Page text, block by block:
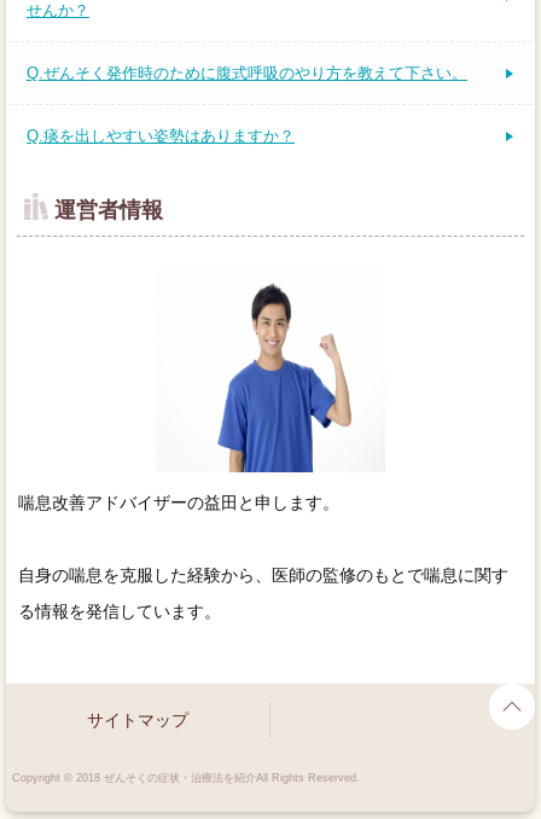
せんか？
Q.ぜんそく発作時のために腹式呼吸のやり方を教えて下さい。
Q.痰を出しやすい姿勢はありますか？
運営者情報
喘息改善アドバイザーの益田と申します。
自身の喘息を克服した経験から、医師の監修のもとで喘息に関す
る情報を発信しています。
サイトマップ
Copyright © 2018 ぜんそくの症状・治療法を紹介All Rights Reserved.